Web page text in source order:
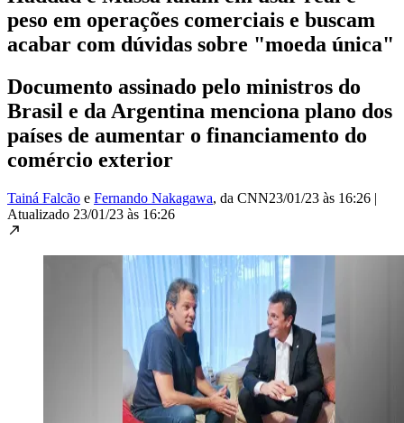
peso em operações comerciais e buscam
acabar com dúvidas sobre "moeda única"
Documento assinado pelo ministros do
Brasil e da Argentina menciona plano dos
países de aumentar o financiamento do
comércio exterior
Tainá Falcão e Fernando Nakagawa, da CNN23/01/23 às 16:26 |
Atualizado 23/01/23 às 16:26